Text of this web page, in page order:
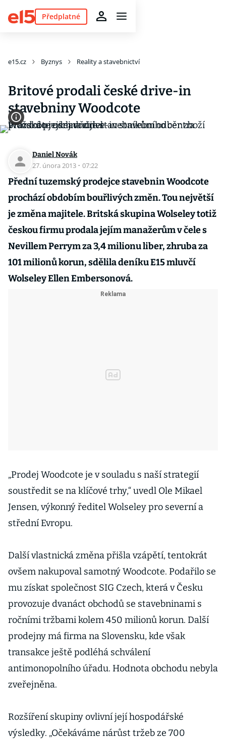
Předplatné
e15.cz Byznys Reality a stavebnictví
Britové prodali české drive-in
stavebniny Woodcote
Daniel Novák
27. února 2013 · 07:22
Přední tuzemský prodejce stavebnin Woodcote
prochází obdobím bouřlivých změn. Tou největší
je změna majitele. Britská skupina Wolseley totiž
českou firmu prodala jejím manažerům v čele s
Nevillem Perrym za 3,4 milionu liber, zhruba za
101 milionů korun, sdělila deníku E15 mluvčí
Wolseley Ellen Embersonová.
„Prodej Woodcote je v souladu s naší strategií
soustředit se na klíčové trhy,“ uvedl Ole Mikael
Jensen, výkonný ředitel Wolseley pro severní a
střední Evropu.
Další vlastnická změna přišla vzápětí, tentokrát
ovšem nakupoval samotný Woodcote. Podařilo se
mu získat společnost SIG Czech, která v Česku
provozuje dvanáct obchodů se stavebninami s
ročními tržbami kolem 450 milionů korun. Další
prodejny má firma na Slovensku, kde však
transakce ještě podléhá schválení
antimonopolního úřadu. Hodnota obchodu nebyla
zveřejněna.
Rozšíření skupiny ovlivní její hospodářské
výsledky. „Očekáváme nárůst tržeb ze 700